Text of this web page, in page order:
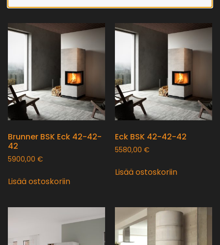
Brunner BSK Eck 42-42-
42
5900,00 €
Lisää ostoskoriin
Eck BSK 42-42-42
5580,00 €
Lisää ostoskoriin